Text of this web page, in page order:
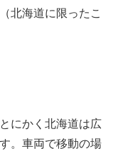
北海道に限ったこ
にかく北海道は広
。車両で移動の場